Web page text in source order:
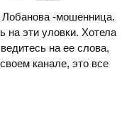
Лобанова -мошенница.
на эти уловки. Хотела
на ее слова,
канале, это все